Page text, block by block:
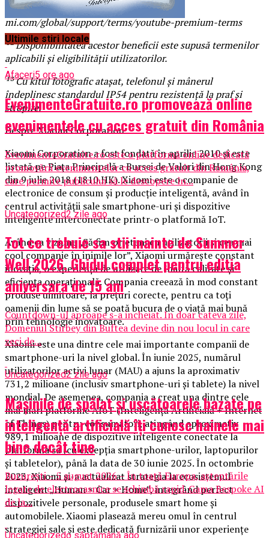
aplicația YouTube. Termeni completi:
mi.com/global/support/terms/youtube-premium-terms
¹² Disponibilitatea acestor beneficii este supusă termenilor
aplicabili și eligibilității utilizatorilor.
¹³ Cu kitul fotografic atașat, telefonul și mânerul
îndeplinesc standardul IP54 pentru rezistență la praf și
stropire.
Despre Xiaomi Corporation
Xiaomi Corporation a fost fondată în aprilie 2010 și este
listată pe Piața Principală a Bursei de Valori din Hong Kong
din 9 iulie 2018 (1810.HK). Xiaomi este o companie de
electronice de consum și producție inteligentă, având în
centrul activității sale smartphone-uri și dispozitive
inteligente interconectate printr-o platformă IoT.
Având ca viziune „Să fim prieteni cu utilizatorii și cea mai
cool companie în inimile lor”, Xiaomi urmărește constant
inovația, o experiență de utilizare de înaltă calitate și
eficiența operațională. Compania creează în mod constant
produse uimitoare, la prețuri corecte, pentru ca toți
oamenii din lume să se poată bucura de o viață mai bună
prin tehnologie inovatoare.
Xiaomi este una dintre cele mai importante companii de
smartphone-uri la nivel global. În iunie 2025, numărul
utilizatorilor activi lunar (MAU) a ajuns la aproximativ
731,2 milioane (inclusiv smartphone-uri și tablete) la nivel
mondial. De asemenea, compania a creat una dintre cele
mai mari platforme AIoT (Inteligență Artificială + Internet
of Things) pentru consumatori, atingând aproximativ
989,1 milioane de dispozitive inteligente conectate la
platforma sa (cu excepția smartphone-urilor, laptopurilor
și tabletelor), până la data de 30 iunie 2025. În octombrie
2023, Xiaomi și-a actualizat strategia la ecosistemul
inteligent „Human × Car × Home”, integrând perfect
dispozitivele personale, produsele smart home și
automobilele. Xiaomi plasează mereu omul în centrul
strategiei sale și este dedicată furnizării unor experiențe
Ultimile stiri locale
Afaceri5 ore ago
EvenimenteGratuite.ro promovează online
evenimentele cu acces gratuit din România
EvenimenteGratuite.ro este o platformă online dedicată
promovării evenimentelor cu acces gratuit din România,
care permite publicului să le descopere în...
Uncategorized2 zile ago
Tot ce trebuie sa stii inainte de Summer
Well 2026. Ghidul complet pentru editia
aniversara de 15 ani
Countdown-ul aproape s-a incheiat. In doar cateva zile,
Domeniul Stirbey din Buftea devine din nou locul in care
zeci de...
Uncategorized2 zile ago
Mașinile de spălat și uscătoarele bazate pe
inteligență artificială îți cunosc hainele mai
bine decât tine
București – 5 august 2026 – În toată Europa, așteptările
legate de electrocasnice se schimbă rapid. Gama Bespoke AI
de la...
Uncategorizedo săptămână ago